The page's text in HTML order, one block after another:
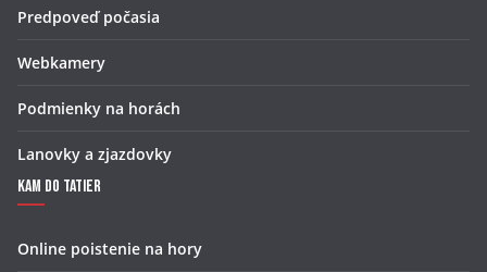
Predpoveď počasia
Webkamery
Podmienky na horách
Lanovky a zjazdovky
Kam do Tatier
Online poistenie na hory